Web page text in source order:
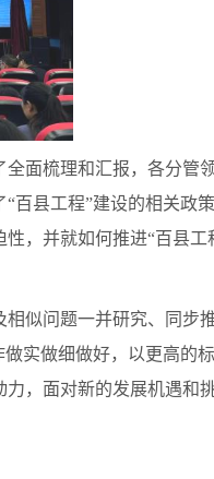
面梳理和汇报，各分管
百县工程”建设的相关政
，并就如何推进“百县工
似问题一并研究、同步
实做细做好，以更高的
，面对新的发展机遇和